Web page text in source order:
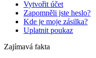
Vytvořit účet
Zapomněli jste heslo?
Kde je moje zásilka?
Uplatnit poukaz
Zajímavá fakta